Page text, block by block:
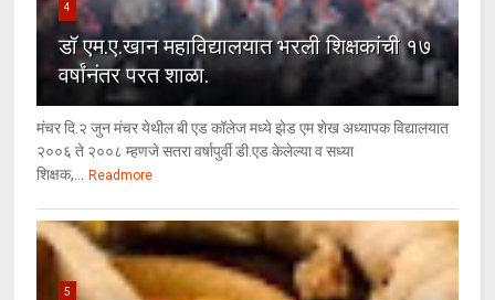
4
डॉ एम.ए.खान महाविद्यालयात भरली शिक्षकांची १७
वर्षांनंतर परत शाळा.
मंचर दि.२ जुन मंचर येथील बी एड कॉलेज मध्ये झेड एम शेख अध्यापक विद्यालयात
२००६ ते २००८ म्हणजे सतरा वर्षापुर्वी डी.एड केलेल्या व सध्या
शिक्षक,... Readmore
5